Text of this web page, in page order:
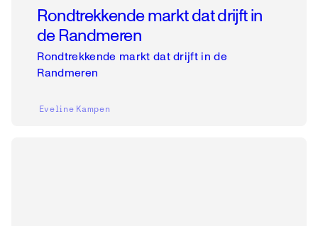
Rondtrekkende markt dat drijft in
de Randmeren
Rondtrekkende markt dat drijft in de
Randmeren
Eveline Kampen